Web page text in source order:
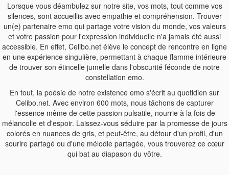
Lorsque vous déambulez sur notre site, vos mots, tout comme vos
silences, sont accueillis avec empathie et compréhension. Trouver
un(e) partenaire emo qui partage votre vision du monde, vos valeurs
et votre passion pour l'expression individuelle n'a jamais été aussi
accessible. En effet, Celibo.net élève le concept de rencontre en ligne
en une expérience singulière, permettant à chaque flamme intérieure
de trouver son étincelle jumelle dans l'obscurité féconde de notre
constellation emo.
En tout, la poésie de notre existence emo s'écrit au quotidien sur
Celibo.net. Avec environ 600 mots, nous tâchons de capturer
l'essence même de cette passion pulsatile, nourrie à la fois de
mélancolie et d'espoir. Laissez-vous séduire par la promesse de jours
colorés en nuances de gris, et peut-être, au détour d'un profil, d'un
sourire partagé ou d'une mélodie partagée, vous trouverez ce cœur
qui bat au diapason du vôtre.